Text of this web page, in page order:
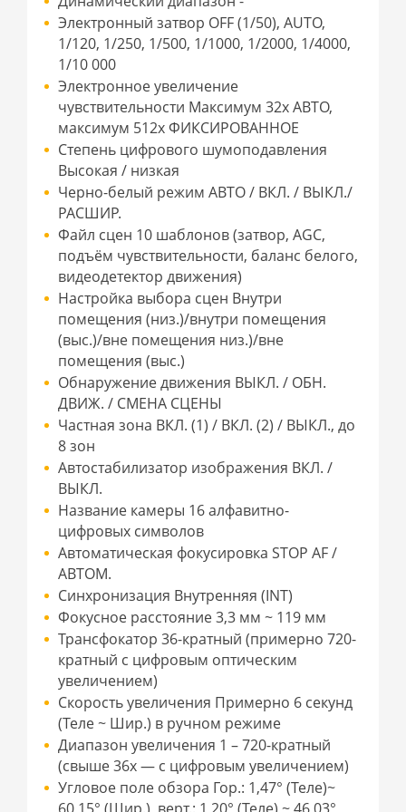
Электронный затвор OFF (1/50), AUTO,
1/120, 1/250, 1/500, 1/1000, 1/2000, 1/4000,
1/10 000
Электронное увеличение
чувствительности Максимум 32x АВТО,
максимум 512x ФИКСИРОВАННОЕ
Степень цифрового шумоподавления
Высокая / низкая
Черно-белый режим АВТО / ВКЛ. / ВЫКЛ./
РАСШИР.
Файл сцен 10 шаблонов (затвор, AGC,
подъём чувствительности, баланс белого,
видеодетектор движения)
Настройка выбора сцен Внутри
помещения (низ.)/внутри помещения
(выс.)/вне помещения низ.)/вне
помещения (выс.)
Обнаружение движения ВЫКЛ. / ОБН.
ДВИЖ. / СМЕНА СЦЕНЫ
Частная зона ВКЛ. (1) / ВКЛ. (2) / ВЫКЛ., до
8 зон
Автостабилизатор изображения ВКЛ. /
ВЫКЛ.
Название камеры 16 алфавитно-
цифровых символов
Автоматическая фокусировка STOP AF /
АВТОМ.
Синхронизация Внутренняя (INT)
Фокусное расстояние 3,3 мм ~ 119 мм
Трансфокатор 36-кратный (примерно 720-
кратный c цифровым оптическим
увеличением)
Скорость увеличения Примерно 6 секунд
(Теле ~ Шир.) в ручном режиме
Диапазон увеличения 1 – 720-кратный
(свыше 36x — с цифровым увеличением)
Угловое поле обзора Гор.: 1,47° (Теле)~